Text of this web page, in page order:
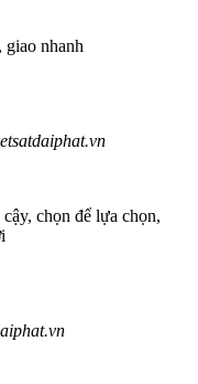
giao nhanh
chọn để lựa chọn,